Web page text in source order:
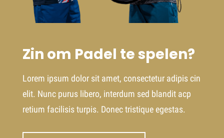
Zin om Padel te spelen?
Lorem ipsum dolor sit amet, consectetur adipis cin
elit. Nunc purus libero, interdum sed blandit acp
retium facilisis turpis. Donec tristique egestas.